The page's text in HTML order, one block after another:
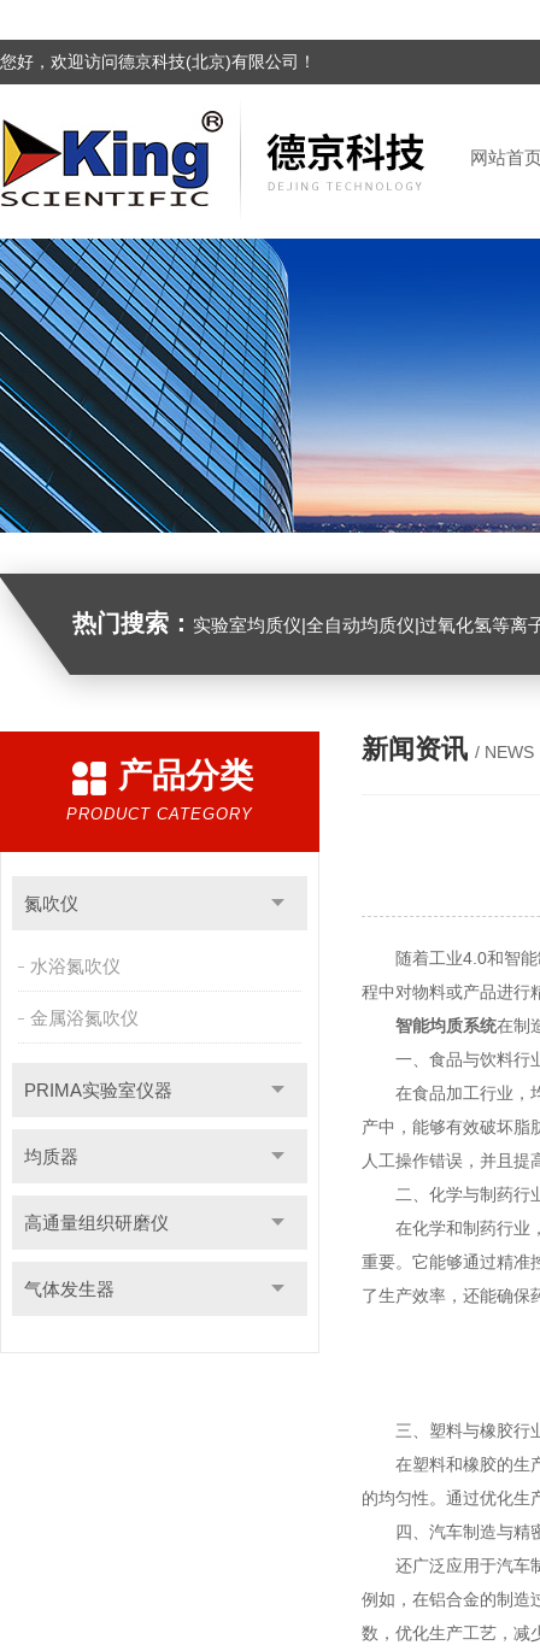
您好，欢迎访问德京科技(北京)有限公司！
网站首
热门搜索： 实验室均质仪|全自动均质仪|过氧化氢等离
产品分类
PRODUCT CATEGORY
氮吹仪
水浴氮吹仪
金属浴氮吹仪
PRIMA实验室仪器
均质器
高通量组织研磨仪
气体发生器
新闻资讯 / NEWS
随着工业4.0和智能
程中对物料或产品进行
智能均质系统在制
一、食品与饮料行
在食品加工行业，均
产中，能够有效破坏脂
人工操作错误，并且提
二、化学与制药行
在化学和制药行业，
重要。它能够通过精准
了生产效率，还能确保
三、塑料与橡胶行
在塑料和橡胶的生产
的均匀性。通过优化生
四、汽车制造与精
还广泛应用于汽车制
例如，在铝合金的制造
数，优化生产工艺，减